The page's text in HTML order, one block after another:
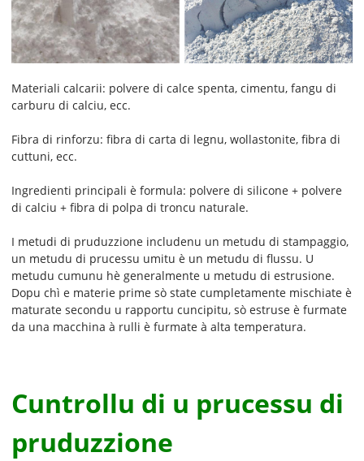
Materiali calcarii: polvere di calce spenta, cimentu, fangu di
carburu di calciu, ecc.
Fibra di rinforzu: fibra di carta di legnu, wollastonite, fibra di
cuttuni, ecc.
Ingredienti principali è formula: polvere di silicone + polvere
di calciu + fibra di polpa di troncu naturale.
I metudi di pruduzzione includenu un metudu di stampaggio,
un metudu di prucessu umitu è ​​un metudu di flussu. U
metudu cumunu hè generalmente u metudu di estrusione.
Dopu chì e materie prime sò state cumpletamente mischiate è
maturate secondu u rapportu cuncipitu, sò estruse è furmate
da una macchina à rulli è furmate à alta temperatura.
Cuntrollu di u prucessu di
pruduzzione